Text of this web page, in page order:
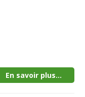
En savoir plus...